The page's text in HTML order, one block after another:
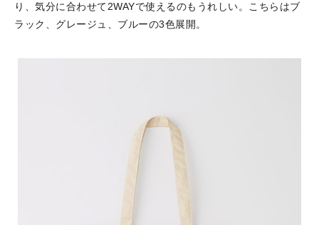
り、気分に合わせて2WAYで使えるのもうれしい。こちらはブ
ラック、グレージュ、ブルーの3色展開。